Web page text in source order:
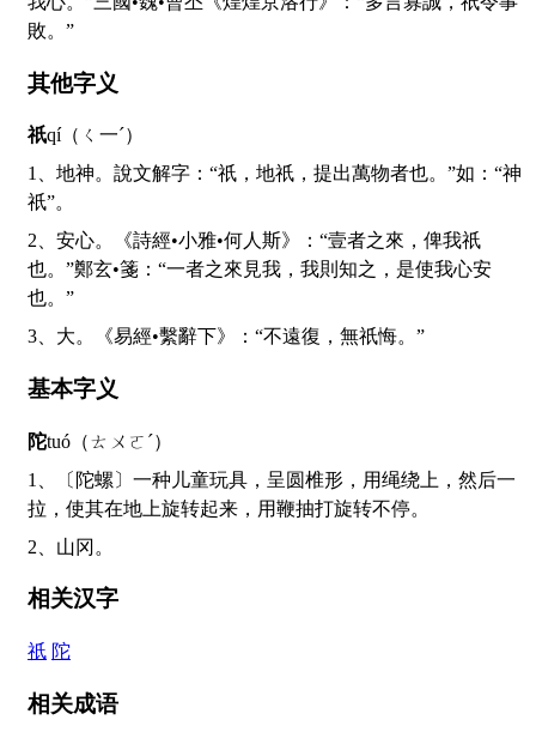
敗。”
其他字义
祇qí（ㄑ一ˊ）
1、地神。說文解字：“祇，地祇，提出萬物者也。”如：“神
祇”。
2、安心。《詩經•小雅•何人斯》：“壹者之來，俾我祇
也。”鄭玄•箋：“一者之來見我，我則知之，是使我心安
也。”
3、大。《易經•繫辭下》：“不遠復，無祇悔。”
基本字义
陀tuó（ㄊㄨㄛˊ）
1、〔陀螺〕一种儿童玩具，呈圆椎形，用绳绕上，然后一
拉，使其在地上旋转起来，用鞭抽打旋转不停。
2、山冈。
相关汉字
祇 陀
相关成语